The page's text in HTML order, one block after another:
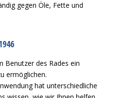
gegen Öle, Fette und
Benutzer des Rades ein
ermöglichen.
hat unterschiedliche